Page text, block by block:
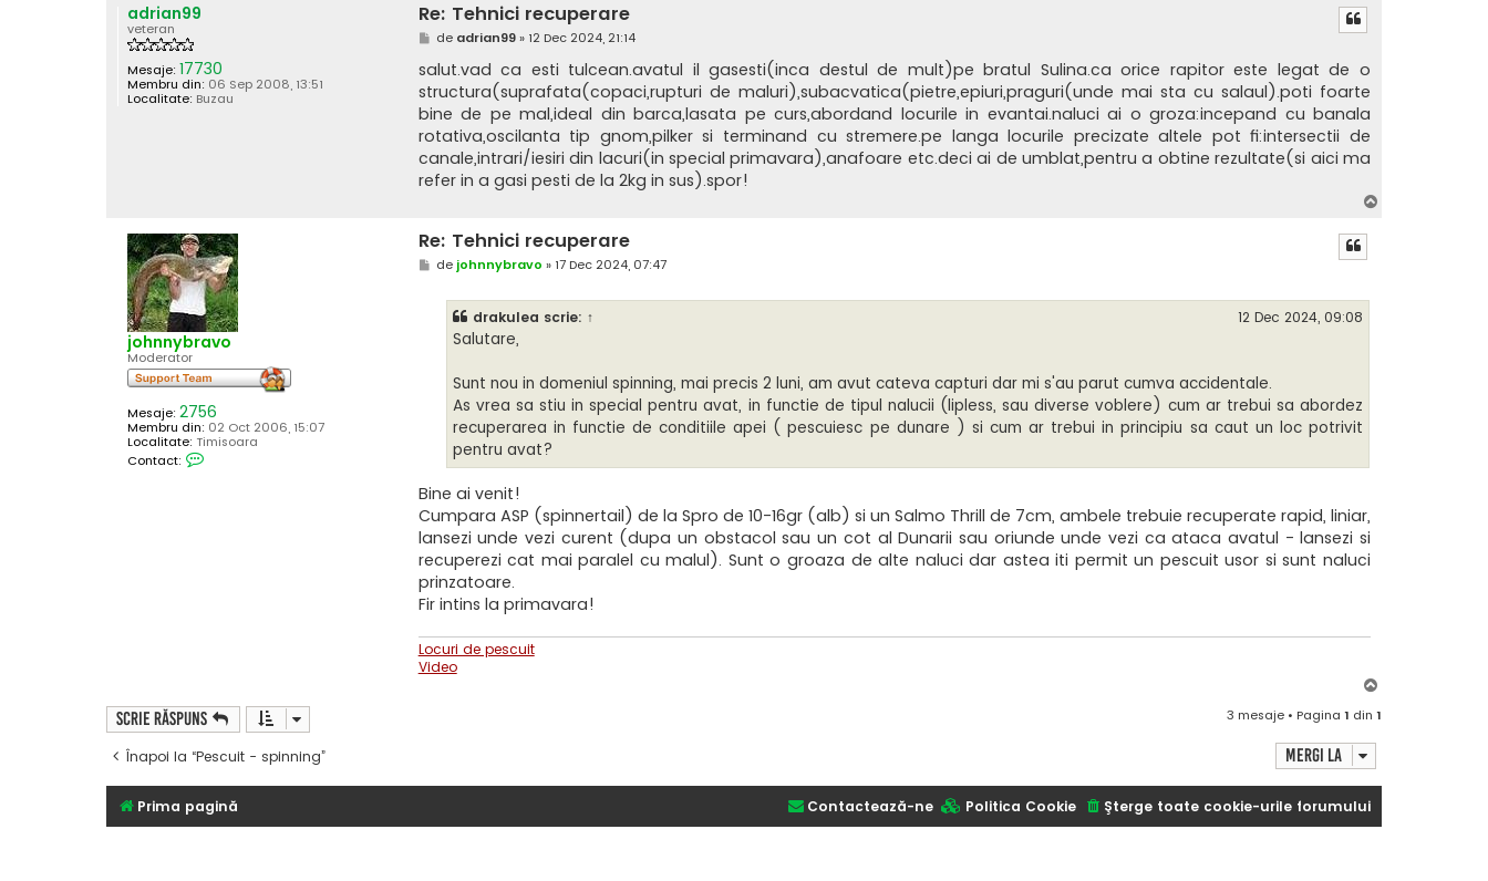
adrian99
veteran
Mesaje: 17730
Membru din: 06 Sep 2008, 13:51
Localitate: Buzau
Re: Tehnici recuperare
M
s
a
j
de adrian99» 12 Dec 2024, 21:14
salut.vad ca esti tulcean.avatul il gasesti(inca destul de mult)pe bratul Sulina.ca orice rapitor este legat de o
structura(suprafata(copaci,rupturi de maluri),subacvatica(pietre,epiuri,praguri(unde mai sta cu salaul).poti foarte
bine de pe mal,ideal din barca,lasata pe curs,abordand locurile in evantai.naluci ai o groza:incepand cu banala
rotativa,oscilanta tip gnom,pilker si terminand cu stremere.pe langa locurile precizate altele pot fi:intersectii de
canale,intrari/iesiri din lacuri(in special primavara),anafoare etc.deci ai de umblat,pentru a obtine rezultate(si aici ma
refer in a gasi pesti de la 2kg in sus).spor!
johnnybravo
Moderator
Mesaje: 2756
Membru din: 02 Oct 2006, 15:07
Localitate: Timisoara
Contact:
y
b
a
o
Re: Tehnici recuperare
M
de johnnybravo » 17 Dec 2024, 07:47
drakulea scrie: ↑ 12 Dec 2024, 09:08
Salutare,
Sunt nou in domeniul spinning, mai precis 2 luni, am avut cateva capturi dar mi s'au parut cumva accidentale.
As vrea sa stiu in special pentru avat, in functie de tipul nalucii (lipless, sau diverse voblere) cum ar trebui sa abordez
recuperarea in functie de conditiile apei ( pescuiesc pe dunare ) si cum ar trebui in principiu sa caut un loc potrivit
pentru avat?
Bine ai venit!
Cumpara ASP (spinnertail) de la Spro de 10-16gr (alb) si un Salmo Thrill de 7cm, ambele trebuie recuperate rapid, liniar,
lansezi unde vezi curent (dupa un obstacol sau un cot al Dunarii sau oriunde unde vezi ca ataca avatul - lansezi si
recuperezi cat mai paralel cu malul). Sunt o groaza de alte naluci dar astea iti permit un pescuit usor si sunt naluci
prinzatoare.
Fir intins la primavara!
Locuri de pescuit
Video
Scrie răspuns 3 mesaje • Pagina 1 din 1
Înapoi la “Pescuit - spinning” Mergi la
Prima pagină Şterge toate cookie-urile forumului
Politica Cookie
Contactează-ne